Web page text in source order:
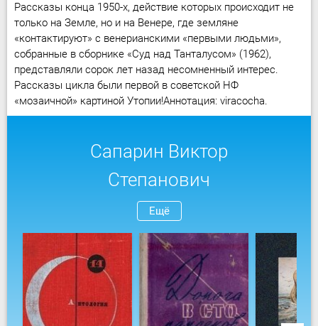
Рассказы конца 1950-х, действие которых происходит не
только на Земле, но и на Венере, где земляне
«контактируют» с венерианскими «первыми людьми»,
собранные в сборнике «Суд над Танталусом» (1962),
представляли сорок лет назад несомненный интерес.
Рассказы цикла были первой в советской НФ
«мозаичной» картиной Утопии!Аннотация: viracocha.
Сапарин Виктор
Степанович
Ещё